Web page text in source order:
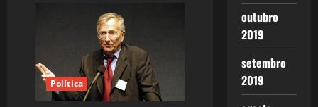
Política
outubro
2019
setembro
2019